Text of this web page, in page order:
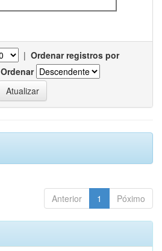
| Ordenar registros por
Ordenar
Anterior 1 Póximo